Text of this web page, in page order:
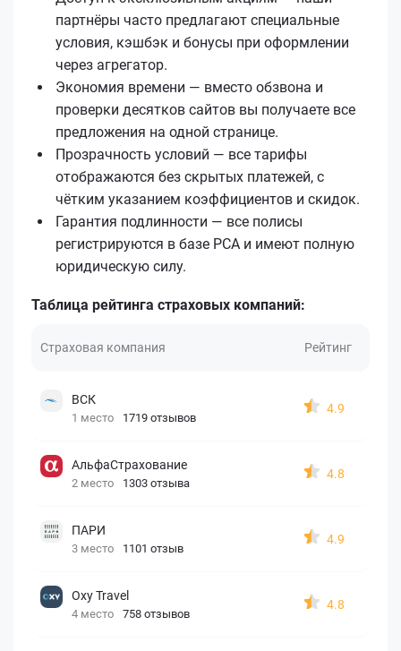
партнёры часто предлагают специальные
условия, кэшбэк и бонусы при оформлении
через агрегатор.
Экономия времени — вместо обзвона и
проверки десятков сайтов вы получаете все
предложения на одной странице.
Прозрачность условий — все тарифы
отображаются без скрытых платежей, с
чётким указанием коэффициентов и скидок.
Гарантия подлинности — все полисы
регистрируются в базе РСА и имеют полную
юридическую силу.
Таблица рейтинга страховых компаний:
Страховая компания Рейтинг
ВСК
1 место 1719 отзывов
4.9
АльфаСтрахование
2 место 1303 отзыва
4.8
ПАРИ
3 место 1101 отзыв
4.9
Oxy Travel
4 место 758 отзывов
4.8